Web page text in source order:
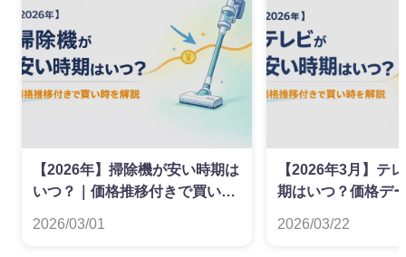
【2026年】掃除機が安い時期は
いつ？｜価格推移付きで買い時
2026/03/01
【2026年3月】テ
期はいつ？価格デ
2026/03/22